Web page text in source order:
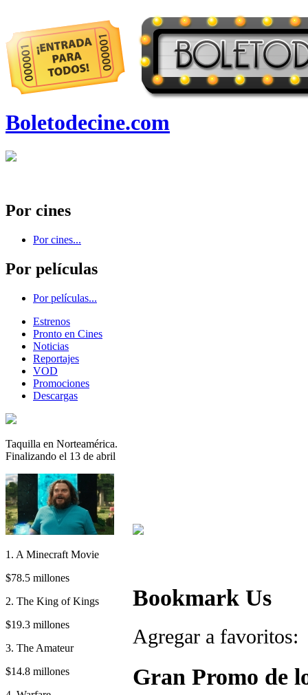
Boletodecine.com
Por cines
Por cines...
Por películas
Por películas...
Estrenos
Pronto en Cines
Noticias
Reportajes
VOD
Promociones
Descargas
Taquilla en Norteamérica.
Finalizando el 13 de abril
1. A Minecraft Movie
$78.5 millones
2. The King of Kings
$19.3 millones
3. The Amateur
$14.8 millones
Bookmark Us
Agregar a
Gran Promo de